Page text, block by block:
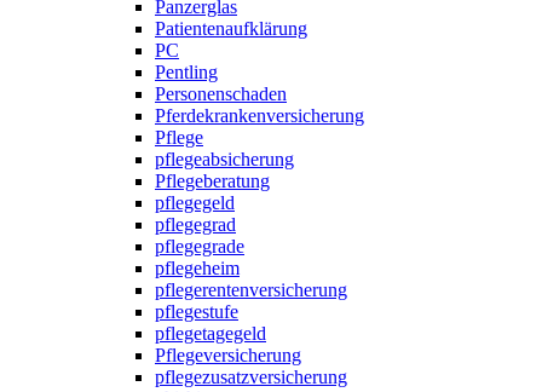
Panzerglas
Patientenaufklärung
PC
Pentling
Personenschaden
Pferdekrankenversicherung
Pflege
pflegeabsicherung
Pflegeberatung
pflegegeld
pflegegrad
pflegegrade
pflegeheim
pflegerentenversicherung
pflegestufe
pflegetagegeld
Pflegeversicherung
pflegezusatzversicherung